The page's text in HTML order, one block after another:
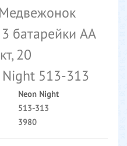
батарейки AA
20
Night 513-313
Neon Night
513-313
3980